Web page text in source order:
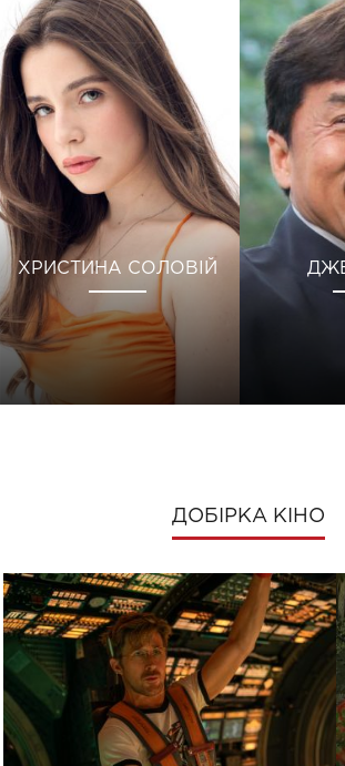
ХРИСТИНА СОЛОВІЙ
ДОБІРКА КІНО